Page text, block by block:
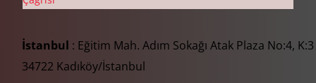
İstanbul : Eğitim Mah. Adım Sokağı Atak Plaza No:4,
34722 Kadıköy/İstanbul